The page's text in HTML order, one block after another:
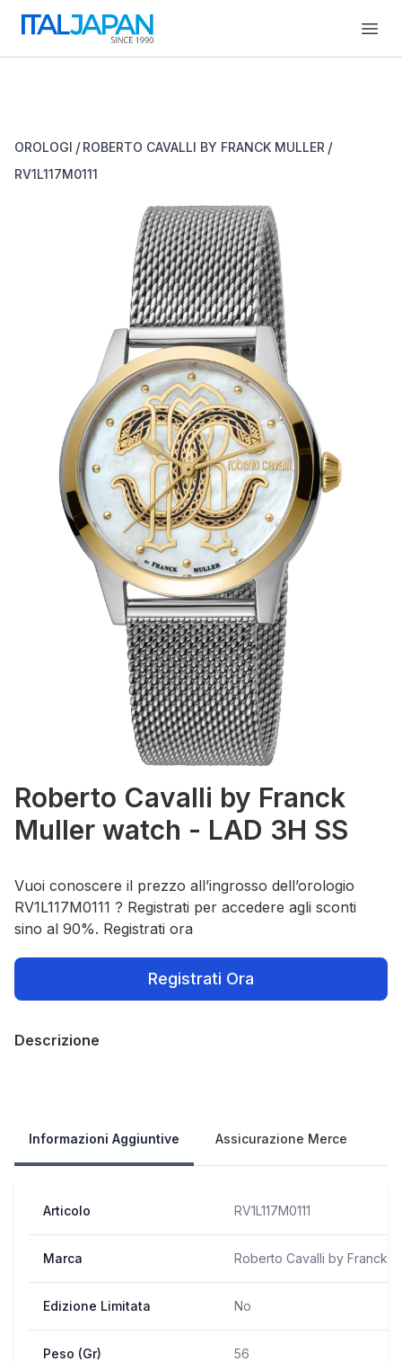
OROLOGI / ROBERTO CAVALLI BY FRANCK MULLER /
RV1L117M0111
Roberto Cavalli by Franck
Muller watch - LAD 3H SS
Vuoi conoscere il prezzo all’ingrosso dell’orologio
RV1L117M0111 ? Registrati per accedere agli sconti
sino al 90%. Registrati ora
Registrati Ora
Descrizione
Informazioni Aggiuntive Assicurazione Merce
Articolo RV1L117M0111
Marca Roberto Cavalli by Franck
Edizione Limitata No
Peso (Gr) 56